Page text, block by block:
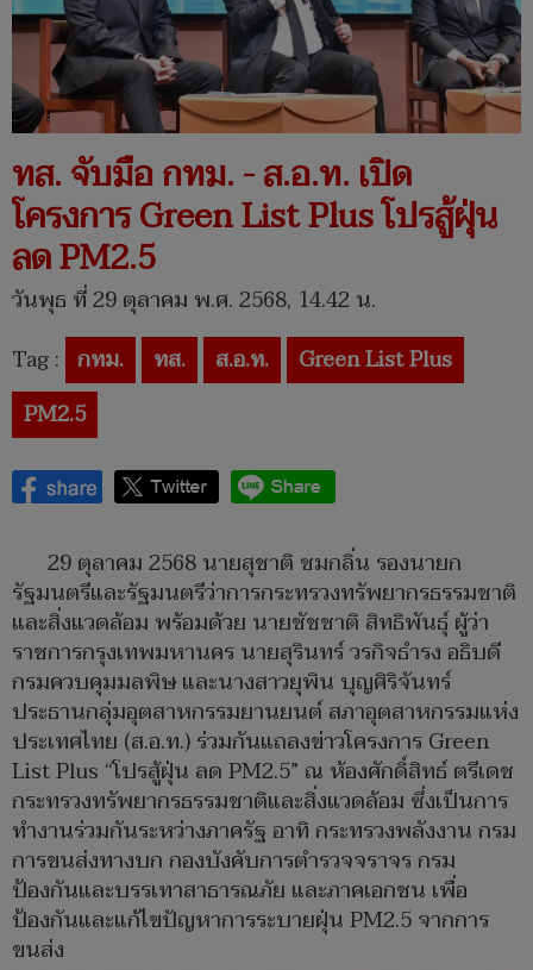
ทส. จับมือ กทม. - ส.อ.ท. เปิด
โครงการ Green List Plus โปรสู้ฝุ่น
ลด PM2.5
วันพุธ ที่ 29 ตุลาคม พ.ศ. 2568, 14.42 น.
Tag : กทม. ทส. ส.อ.ท.
Green List Plus
PM2.5
29 ตุลาคม 2568 นายสุชาติ ชมกลิ่น รองนายก
รัฐมนตรีและรัฐมนตรีว่าการกระทรวงทรัพยากรธรรมชาติ
และสิ่งแวดล้อม พร้อมด้วย นายชัชชาติ สิทธิพันธุ์ ผู้ว่า
ราชการกรุงเทพมหานคร นายสุรินทร์ วรกิจธำรง อธิบดี
กรมควบคุมมลพิษ และนางสาวยุพิน บุญศิริจันทร์
ประธานกลุ่มอุตสาหกรรมยานยนต์ สภาอุตสาหกรรมแห่ง
ประเทศไทย (ส.อ.ท.) ร่วมกันแถลงข่าวโครงการ Green
List Plus “โปรสู้ฝุ่น ลด PM2.5” ณ ห้องศักดิ์สิทธ์ ตรีเดช
กระทรวงทรัพยากรธรรมชาติและสิ่งแวดล้อม ซึ่งเป็นการ
ทำงานร่วมกันระหว่างภาครัฐ อาทิ กระทรวงพลังงาน กรม
การขนส่งทางบก กองบังคับการตำรวจจราจร กรม
ป้องกันและบรรเทาสาธารณภัย และภาคเอกชน เพื่อ
ป้องกันและแก้ไขปัญหาการระบายฝุ่น PM2.5 จากการ
ขนส่ง